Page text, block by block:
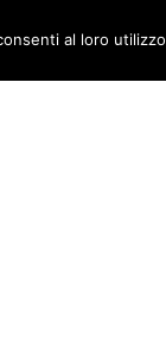
al loro utilizzo